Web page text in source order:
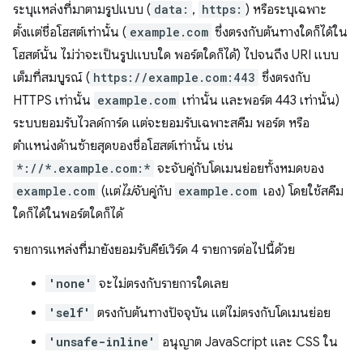
ระบุแหล่งที่มาตามรูปแบบ ( data: , https: ) หรือระบุเฉพาะ
ตั้งแต่ชื่อโฮสต์เท่านั้น ( example.com ซึ่งตรงกับต้นทางใดก็ได้ใน
โฮสต์นั้น ไม่ว่าจะเป็นรูปแบบใด พอร์ตใดก็ได้) ไปจนถึง URI แบบ
เต็มที่สมบูรณ์ ( https://example.com:443 ซึ่งตรงกับ
HTTPS เท่านั้น example.com เท่านั้น และพอร์ต 443 เท่านั้น)
ระบบยอมรับไวลด์การ์ด แต่จะยอมรับเฉพาะสคีม พอร์ต หรือ
ตำแหน่งด้านซ้ายสุดของชื่อโฮสต์เท่านั้น เช่น
*://*.example.com:* จะจับคู่กับโดเมนย่อยทั้งหมดของ
example.com (แต่ไม่จับคู่กับ example.com เอง) โดยใช้สคีม
ใดก็ได้ในพอร์ตใดก็ได้
รายการแหล่งที่มายังยอมรับคีย์เวิร์ด 4 รายการต่อไปนี้ด้วย
'none' จะไม่ตรงกับรายการใดเลย
'self' ตรงกับต้นทางปัจจุบัน แต่ไม่ตรงกับโดเมนย่อย
'unsafe-inline'
อนุญาต JavaScript และ CSS ใน